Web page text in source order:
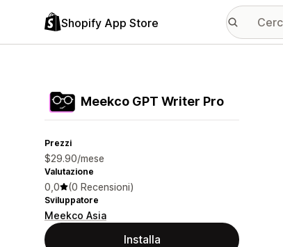
Shopify App Store
Meekco GPT Writer Pro
Prezzi
$29.90/mese
Valutazione
0,0 (0 Recensioni)
Sviluppatore
Meekco Asia
Installa